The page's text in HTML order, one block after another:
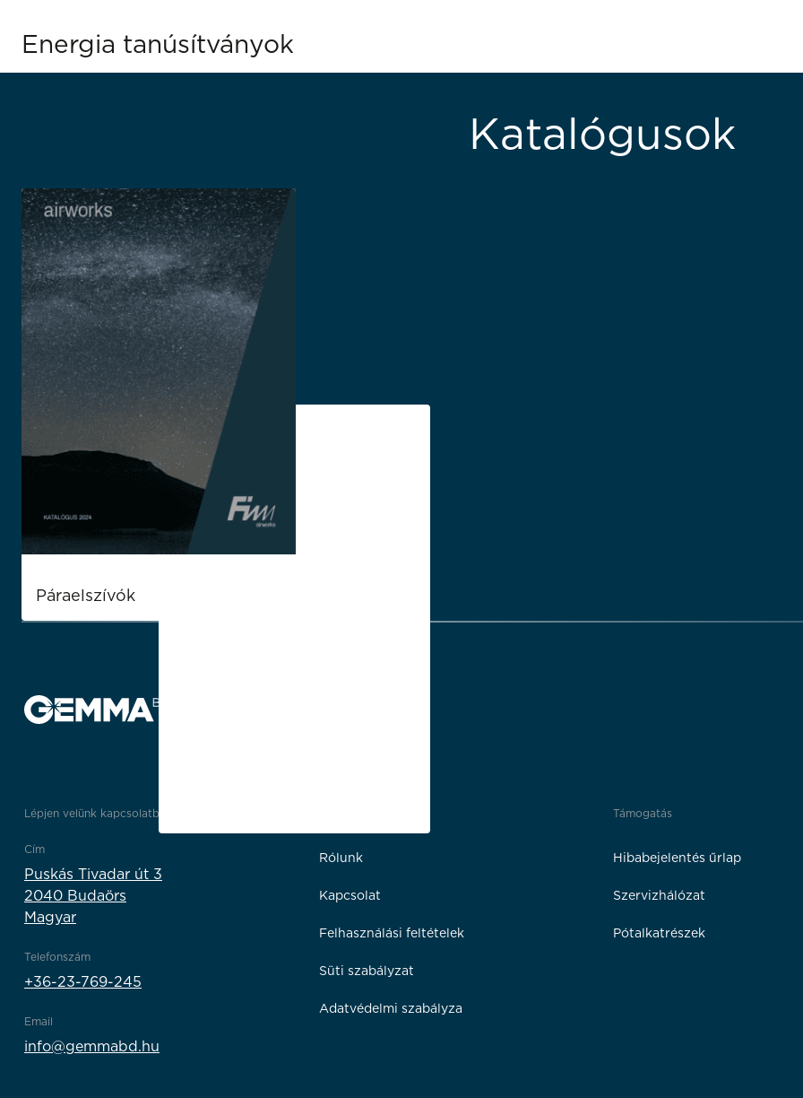
Energia tanúsítványok
Katalógusok
Páraelszívók
Lépjen velünk kapcsolatba
Cím
Puskás Tivadar út 3
2040 Budaörs
Magyar
Telefonszám
+36-23-769-245
Email
info@gemmabd.hu
Rólunk
Kapcsolat
Felhasználási feltételek
Süti szabályzat
Adatvédelmi szabályza
Támogatás
Hibabejelentés űrlap
Szervizhálózat
Pótalkatrészek